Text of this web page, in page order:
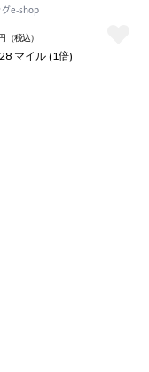
e-shop
（税込）
マイル (1倍)